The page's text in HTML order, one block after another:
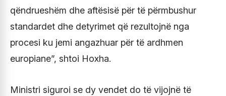
qëndrueshëm dhe aftësisë për të përmbushur
standardet dhe detyrimet që rezultojnë nga
procesi ku jemi angazhuar për të ardhmen
europiane”, shtoi Hoxha.
Ministri siguroi se dy vendet do të vijojnë të